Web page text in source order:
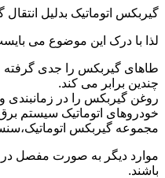
گیربکس اتوماتیک بدلیل
لذا با درک این موضوع می
طاهای گیربکس را جدی گرفته
چندین برابر می کند.
روغن گیربکس را در زمانبندی
خودروهای اتوماتیک سیستم برق
مجموعه گیربکس
باشند.